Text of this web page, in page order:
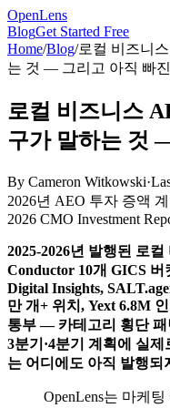
OpenLens
BlogGet Started Free
Home/Blog/로컬 비즈니
는 것 — 그리고 아직 빠
로컬 비즈니스
구가 말하는 것
By Cameron Witkowski·
2026년 AEO 투자 증액
2026 CMO Investment
2025-2026년 발행된 로
Conductor 10개 GICS 버
Digital Insights,
만 개+ 위치, Yext 6.8M
통부 — 카테고리 횡단
3분기·4분기 계획에 실
는 어디에도 아직 발행되
OpenLens는 마케